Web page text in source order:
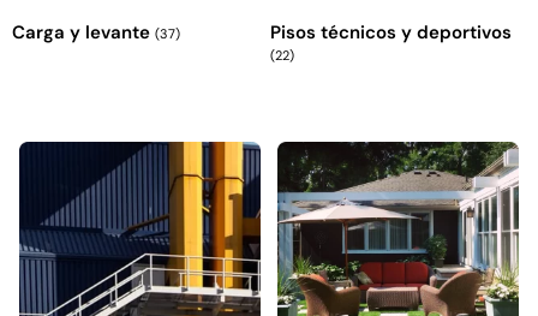
Carga y levante (37) Pisos técnicos y deportivos
(22)